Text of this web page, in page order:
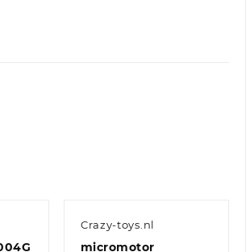
Crazy-toys.nl
micromotor